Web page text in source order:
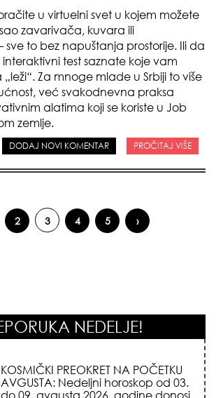
u virtuelni svet u kojem možete
zavarivača, kuvara ili
sve to bez napuštanja prostorije. Ili da
interaktivni test saznate koje vam
Za mnoge mlade u Srbiji to više
već svakodnevna praksa
alatima koji se koriste u Job
zemlje.
DODAJ NOVI KOMENTAR PROČITAJ VIŠE
2 3 4 5 ›
NEDELJE!
KOSMIČKI PREOKRET NA POČETKU
AVGUSTA: Nedeljni horoskop od 03.